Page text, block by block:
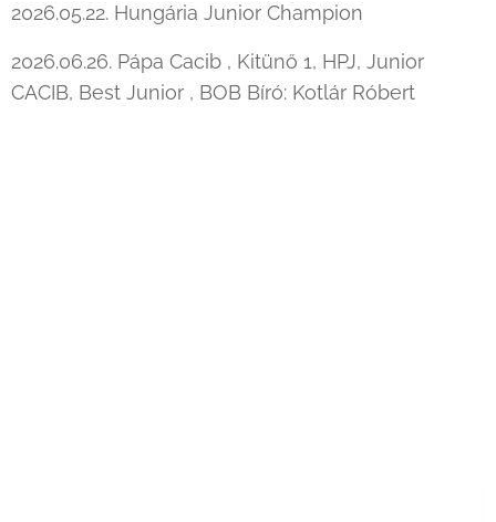
2026.05.22. Hungária Junior Champion
2026.06.26. Pápa Cacib , Kitünő 1, HPJ, Junior
CACIB, Best Junior , BOB Bíró: Kotlár Róbert